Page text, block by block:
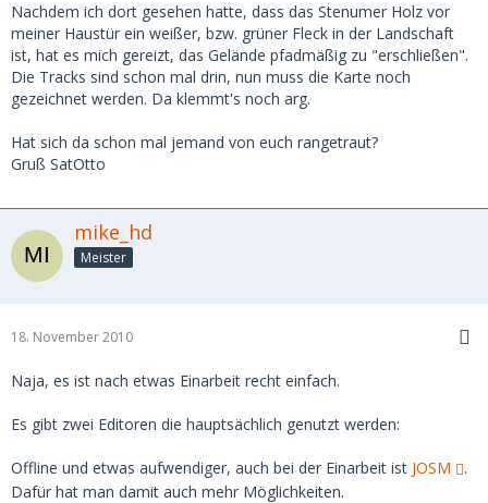
Nachdem ich dort gesehen hatte, dass das Stenumer Holz vor
meiner Haustür ein weißer, bzw. grüner Fleck in der Landschaft
ist, hat es mich gereizt, das Gelände pfadmäßig zu "erschließen".
Die Tracks sind schon mal drin, nun muss die Karte noch
gezeichnet werden. Da klemmt's noch arg.
Hat sich da schon mal jemand von euch rangetraut?
Gruß SatOtto
mike_hd
Meister
18. November 2010
Naja, es ist nach etwas Einarbeit recht einfach.
Es gibt zwei Editoren die hauptsächlich genutzt werden:
Offline und etwas aufwendiger, auch bei der Einarbeit ist JOSM
.
Dafür hat man damit auch mehr Möglichkeiten.